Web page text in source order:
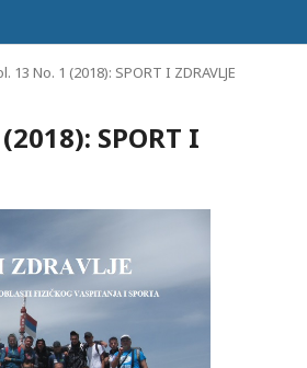
13 No. 1 (2018): SPORT I ZDRAVLJE
SPORT I